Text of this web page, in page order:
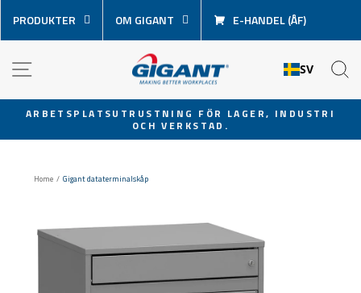
över
innehåll
PRODUKTER OM GIGANT E-HANDEL (ÅF)
SV
Pausa
ARBETSPLATSUTRUSTNING FÖR LAGER, INDUSTRI
OCH VERKSTAD.
Home / Gigant dataterminalskåp